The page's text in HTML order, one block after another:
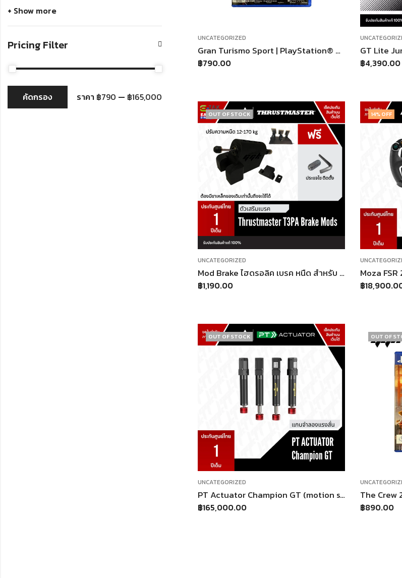
UNCATEGORIZED
Gran Turismo Sport | PlayStation® Hits แผ่นศูนย์ไทย
฿790.00 ฿4,390.00
OUT OF STOCK
UNCATEGORIZED
Mod Brake ไฮดรอลิค เบรค หนืด สำหรับ แป้นเหยียบ Thrustmaster ตรงรุ่น T3PA
฿1,190.00
14% OFF
฿
OUT OF STOCK
UNCATEGORIZED
PT Actuator Champion GT (motion system)
฿165,000.00
OUT OF
The Crew
฿890.00
+ Show more
Pricing Filter
คัดกรอง ราคา ฿790 — ฿165,000